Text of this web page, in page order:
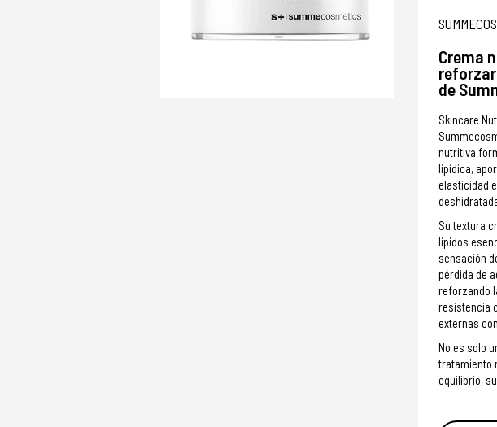
Crema
de
Skincare
nutritiva
lipídica,
elasticidad
Su textura
lípidos
sensación
pérdida de
reforzando
resistencia
externas
No es solo
tratamiento
equilibrio,